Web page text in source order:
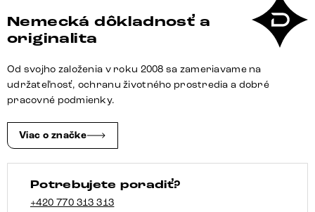
Flex
s
opierkami
texturovaná
látka
sivá
tenká
podstava
čierna
vrecková
Nemecká dôkladnosť a
originalita
Od svojho založenia v roku 2008 sa zameriavame na
udržateľnosť, ochranu životného prostredia a dobré
pracovné podmienky.
Viac o značke
Potrebujete poradiť?
+420 770 313 313